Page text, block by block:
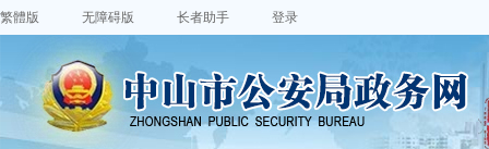
繁體版 无障碍版 长者助手 登录